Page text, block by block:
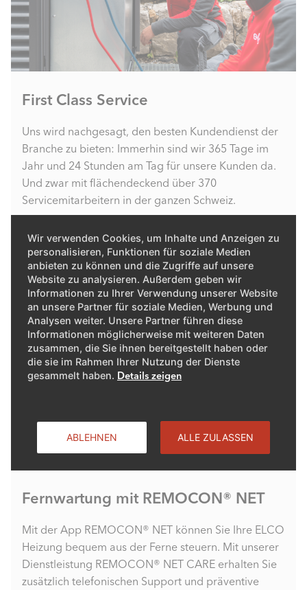
Wir verwenden Cookies, um Inhalte und Anzeigen zu
personalisieren, Funktionen für soziale Medien
anbieten zu können und die Zugriffe auf unsere
Website zu analysieren. Außerdem geben wir
Informationen zu Ihrer Verwendung unserer Website
an unsere Partner für soziale Medien, Werbung und
Analysen weiter. Unsere Partner führen diese
Informationen möglicherweise mit weiteren Daten
zusammen, die Sie ihnen bereitgestellt haben oder
die sie im Rahmen Ihrer Nutzung der Dienste
gesammelt haben. Details zeigen
ABLEHNEN ALLE ZULASSEN
First Class Service
Uns wird nachgesagt, den besten Kundendienst der
Branche zu bieten: Immerhin sind wir 365 Tage im
Jahr und 24 Stunden am Tag für unsere Kunden da.
Und zwar mit flächendeckend über 370
Servicemitarbeitern in der ganzen Schweiz.
ENTDECKEN SIE UNSERE UMFANGREICHEN
SERVICELEISTUNGEN
Fernwartung mit REMOCON® NET
Mit der App REMOCON® NET können Sie Ihre ELCO
Heizung bequem aus der Ferne steuern. Mit unserer
Dienstleistung REMOCON® NET CARE erhalten Sie
zusätzlich telefonischen Support und präventive